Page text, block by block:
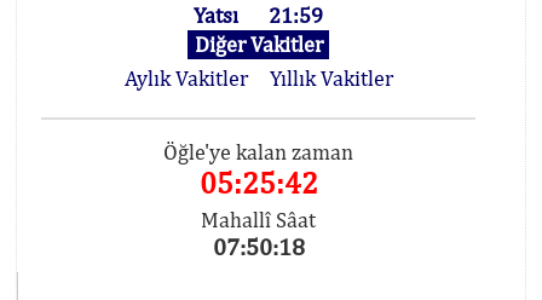
Yatsı
21:59
Diğer Vakitler
Aylık Vakitler
Yıllık Vakitler
Öğle'ye kalan zaman
05:25:42
Mahallî Sâat
07:50:18